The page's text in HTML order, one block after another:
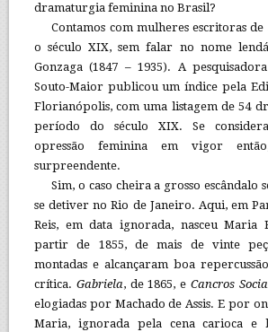
dramaturgia feminina no Brasil?
Contamos com mulheres escritoras
o século XIX, sem falar no nome
Gonzaga (1847 – 1935). A
Souto-Maior publicou um índice pela
Florianópolis, com uma listagem de 54
período do século XIX. Se
opressão feminina em vigor
surpreendente.
Sim, o caso cheira a grosso escândalo
se detiver no Rio de Janeiro. Aqui, em
Reis, em data ignorada, nasceu Maria
partir de 1855, de mais de vinte
montadas e alcançaram boa
crítica. Gabriela, de 1865, e Cancros
elogiadas por Machado de Assis. E por
Maria, ignorada pela cena carioca e